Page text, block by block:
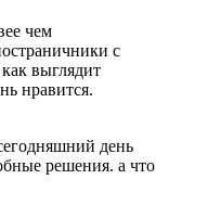
чем
с
выглядит
нравится.
день
решения. а что